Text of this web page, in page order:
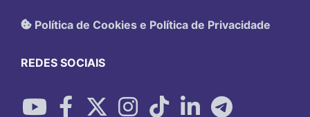
Política de Cookies e Política de Privacidade
REDES SOCIAIS